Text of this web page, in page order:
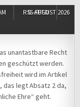
RSS-FEED
8. AUGUST 2026
unantastbare Recht
geschützt werden.
wird im Artikel
das legt Absatz 2 da,
Ehre“ geht.